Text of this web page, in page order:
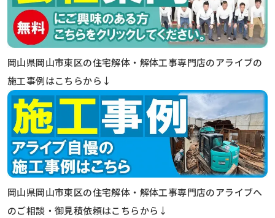
岡山県岡山市東区の住宅解体・解体工事専門店のアライブの
施工事例はこちらから↓
岡山県岡山市東区の住宅解体・解体工事専門店のアライブへ
のご相談・御見積依頼はこちらから↓